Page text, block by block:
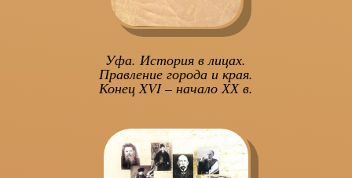
Уфа. История в лицах.
Правление города и края.
Конец XVI – начало ХХ в.